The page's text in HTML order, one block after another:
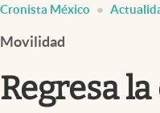
Opinión
Brand Strategy
Vida y estilo
Cronista México
Movilidad
Regresa